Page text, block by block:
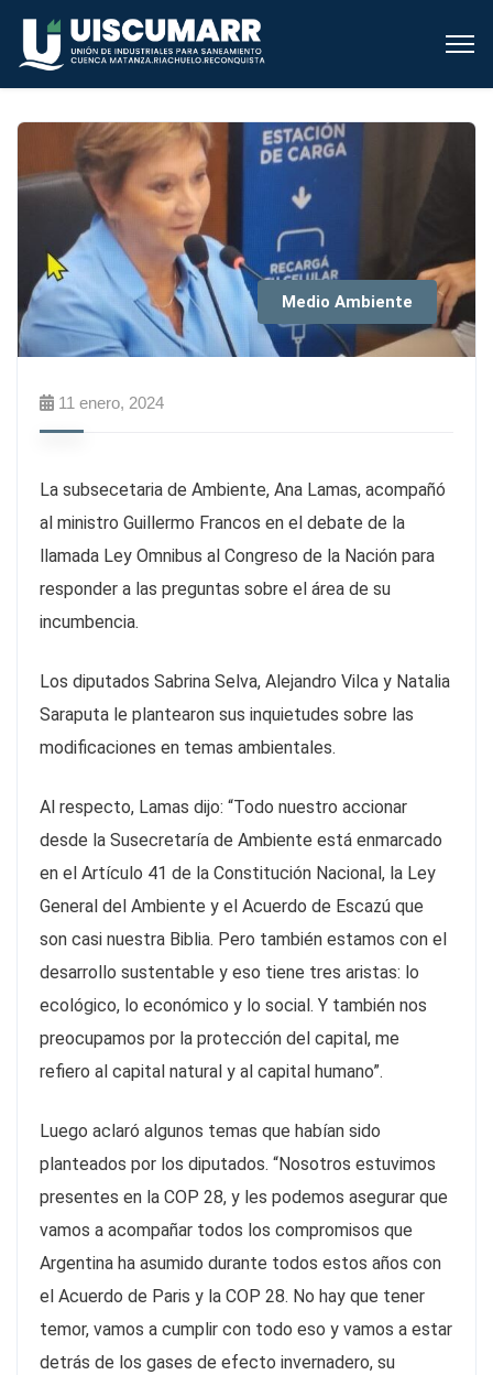
Medio Ambiente
11 enero, 2024
La subsecetaria de Ambiente, Ana Lamas, acompañó
al ministro Guillermo Francos en el debate de la
llamada Ley Omnibus al Congreso de la Nación para
responder a las preguntas sobre el área de su
incumbencia.
Los diputados Sabrina Selva, Alejandro Vilca y Natalia
Saraputa le plantearon sus inquietudes sobre las
modificaciones en temas ambientales.
Al respecto, Lamas dijo: “Todo nuestro accionar
desde la Susecretaría de Ambiente está enmarcado
en el Artículo 41 de la Constitución Nacional, la Ley
General del Ambiente y el Acuerdo de Escazú que
son casi nuestra Biblia. Pero también estamos con el
desarrollo sustentable y eso tiene tres aristas: lo
ecológico, lo económico y lo social. Y también nos
preocupamos por la protección del capital, me
refiero al capital natural y al capital humano”.
Luego aclaró algunos temas que habían sido
planteados por los diputados. “Nosotros estuvimos
presentes en la COP 28, y les podemos asegurar que
vamos a acompañar todos los compromisos que
Argentina ha asumido durante todos estos años con
el Acuerdo de Paris y la COP 28. No hay que tener
temor, vamos a cumplir con todo eso y vamos a estar
detrás de los gases de efecto invernadero, su